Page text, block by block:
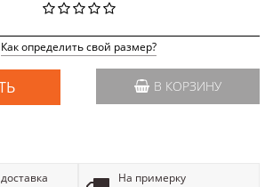
Как определить свой размер?
В КОРЗИНУ
На примерку